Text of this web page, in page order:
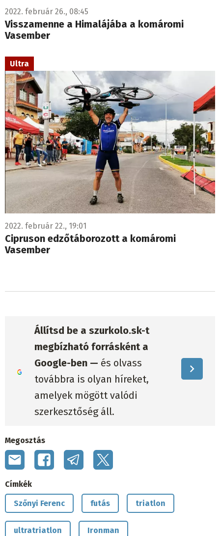
2022. február 26., 08:45
Visszamenne a Himalájába a komáromi
Vasember
Ultra
2022. február 22., 19:01
Cipruson edzőtáborozott a komáromi
Vasember
Állítsd be a szurkolo.sk-t
megbízható forrásként a
Google-ben — és olvass
továbbra is olyan híreket,
amelyek mögött valódi
szerkesztőség áll.
Megosztás
Címkék
Szőnyi Ferenc futás triatlon
ultratriatlon Ironman